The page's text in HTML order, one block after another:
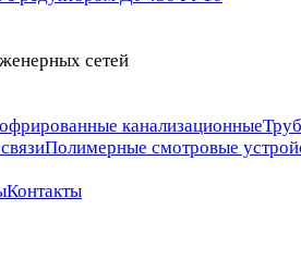
сетей
канализационные
Полимерные смотровые
Контакты